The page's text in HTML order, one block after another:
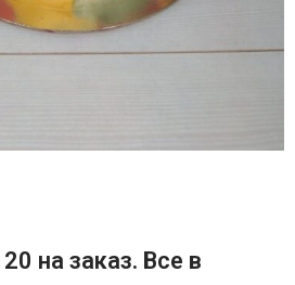
на заказ. Все в